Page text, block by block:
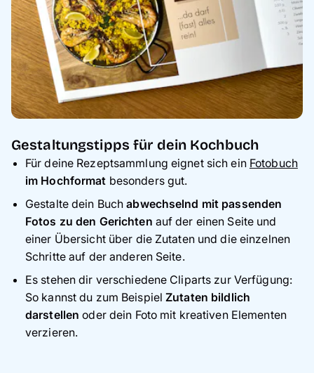
Gestaltungstipps für dein Kochbuch
Für deine Rezeptsammlung eignet sich ein Fotobuch
im Hochformat besonders gut.
Gestalte dein Buchabwechselnd mit passenden
Fotos zu den Gerichten auf der einen Seite und
einer Übersicht über die Zutaten und die einzelnen
Schritte auf der anderen Seite.
Es stehen dir verschiedene Cliparts zur Verfügung:
So kannst du zum BeispielZutaten bildlich
darstellen oder dein Foto mit kreativen Elementen
verzieren.